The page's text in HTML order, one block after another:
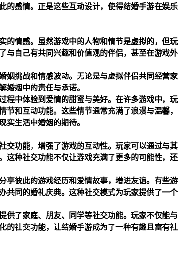
的感情。正是这些互动设计，使得结婚手游在娱乐
的情感。虽然游戏中的人物和情节是虚拟的，但玩
与自己有共同兴趣和价值观的伴侣，甚至在游戏外
姻挑战和情感波动。无论是与虚拟伴侣共同经营家
婚姻中的责任与承诺。
程中体验到爱情的甜蜜与美好。在许多游戏中，玩
和互动功能。这些情节通常充满了浪漫与温馨，
实生活中婚姻的期待。
交功能，增强了游戏的互动性。玩家可以通过与其
这种社交功能不仅让游戏充满了更多的可能性，还
享彼此的游戏经历和爱情故事，增进友谊。有些游
共同的婚礼庆典。这种社交模式为玩家提供了一个
供了家庭、朋友、同学等社交功能。玩家不仅能与
的社交功能，让结婚手游成为了一种有趣且富有社